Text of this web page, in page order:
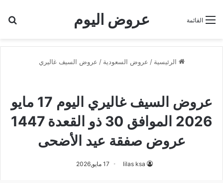
عروض اليوم القائمة
الرئيسية / عروض السعودية / عروض السيف غاليري
عروض السيف غاليري اليوم 17 مايو
2026 الموافق 30 ذو القعدة 1447
عروض صفقة عيد الأضحى
lilas ksa 17 مايو,2026